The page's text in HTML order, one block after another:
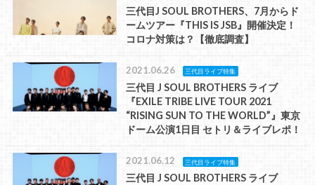
三代目J SOUL BROTHERS、7月からド
ームツアー『THIS IS JSB』開催決定！
コロナ対策は？【徹底調査】
2021.06.26 三代目ライブ特集
三代目 J SOUL BROTHERS ライブ
『EXILE TRIBE LIVE TOUR 2021
“RISING SUN TO THE WORLD”』東京
ドーム公演1日目 セトリ＆ライブレポ！
2021.06.12 三代目ライブ特集
三代目 J SOUL BROTHERS ライブ